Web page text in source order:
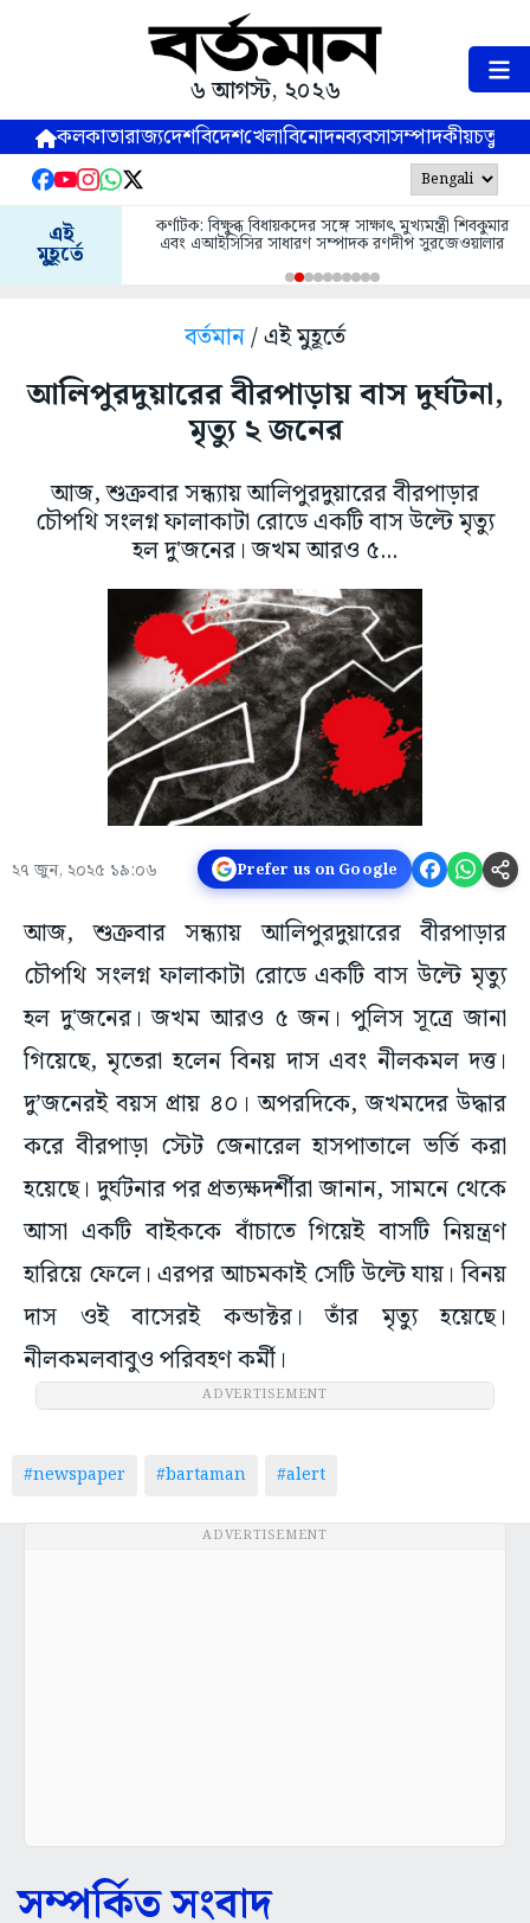
৬ আগস্ট, ২০২৬
কলকাতারাজ্যদেশবিদেশখেলাবিনোদনব্যবসাসম্পাদকীয়
এই
মুহূর্তে
কর্ণাটক: বিক্ষুব্ধ বিধায়কদের সঙ্গে সাক্ষাৎ মুখ্যমন্ত্রী শিবকুমার
এবং এআইসিসির সাধারণ সম্পাদক রণদীপ সুরজেওয়ালার
বর্তমান/ এই মুহূর্তে
আলিপুরদুয়ারের বীরপাড়ায় বাস দুর্ঘটনা,
মৃত্যু ২ জনের
আজ, শুক্রবার সন্ধ্যায় আলিপুরদুয়ারের বীরপাড়ার
চৌপথি সংলগ্ন ফালাকাটা রোডে একটি বাস উল্টে মৃত্যু
হল দু'জনের। জখম আরও ৫...
২৭ জুন, ২০২৫ ১৯:০৬ Prefer us on Google
আজ, শুক্রবার সন্ধ্যায় আলিপুরদুয়ারের বীরপাড়ার
চৌপথি সংলগ্ন ফালাকাটা রোডে একটি বাস উল্টে মৃত্যু
হল দু'জনের। জখম আরও ৫ জন। পুলিস সূত্রে জানা
গিয়েছে, মৃতেরা হলেন বিনয় দাস এবং নীলকমল দত্ত।
দু’জনেরই বয়স প্রায় ৪০। অপরদিকে, জখমদের উদ্ধার
করে বীরপাড়া স্টেট জেনারেল হাসপাতালে ভর্তি করা
হয়েছে। দুর্ঘটনার পর প্রত্যক্ষদর্শীরা জানান, সামনে থেকে
আসা একটি বাইককে বাঁচাতে গিয়েই বাসটি নিয়ন্ত্রণ
হারিয়ে ফেলে। এরপর আচমকাই সেটি উল্টে যায়। বিনয়
দাস ওই বাসেরই কন্ডাক্টর। তাঁর মৃত্যু হয়েছে।
নীলকমলবাবুও পরিবহণ কর্মী।
ADVERTISEMENT
#newspaper #bartaman #alert
ADVERTISEMENT
সম্পর্কিত সংবাদ